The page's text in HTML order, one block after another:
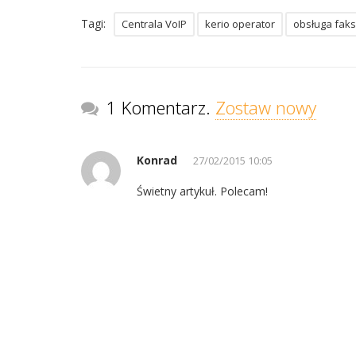
Tagi: Centrala VoIP kerio operator obsługa
1 Komentarz. Zostaw nowy
Konrad 27/02/2015 10:05
Świetny artykuł. Polecam!